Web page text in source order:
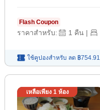
Flash Coupon
ราคาสำหรับ: 1 คืน |
ใช้คูปองสำหรับ ลด ฿754.91
เหลือเพียง 1 ห้อง